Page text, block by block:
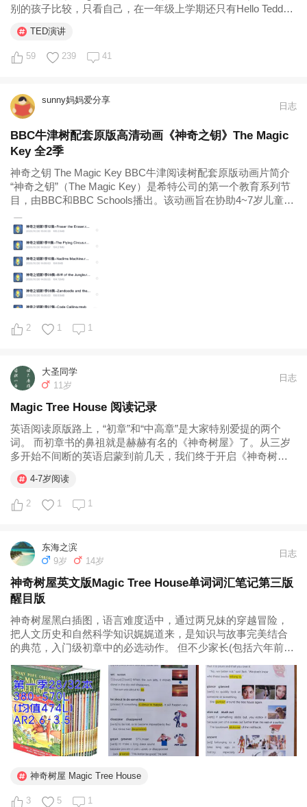
别的孩子比较，只看自己，在一年级上学期还只有Hello Teddy
鼓舞的。 小妮儿的英语学习，断断续续，曲曲折折...
TED演讲
59 239 41
sunny妈妈爱分享
日志
BBC牛津树配套原版高清动画《神奇之钥》The Magic
Key 全2季
神奇之钥 The Magic Key BBC牛津阅读树配套原版动画片简介
“神奇之钥”（The Magic Key）是希特公司的第一个教育系列节
目，由BBC和BBC Schools播出。该动画旨在协助4~7岁儿童发
－Oxford...
2 1 1
大圣同学
11岁
日志
Magic Tree House 阅读记录
英语阅读原版路上，“初章”和“中高章”是大家特别爱提的两个
词。 而初章书的鼻祖就是赫赫有名的《神奇树屋》了。从三岁
多开始不间断的英语启蒙到前几天，我们终于开启《神奇树屋
主到MERCY WATSON到每本书8000多字的IVY...
4-7岁阅读
2 1 1
东海之滨
9岁
14岁
日志
神奇树屋英文版Magic Tree House单词词汇笔记第三版
醒目版
神奇树屋黑白插图，语言难度适中，通过两兄妹的穿越冒险，
把人文历史和自然科学知识娓娓道来，是知识与故事完美结合
的典范，入门级初章中的必选动作。 但不少家长(包括六年前的
不能支撑原版阅读，孩子原版阅读中遇到的生词怎么办?书读的
懂吗? 神奇树屋是...
神奇树屋 Magic Tree House
3 5 1